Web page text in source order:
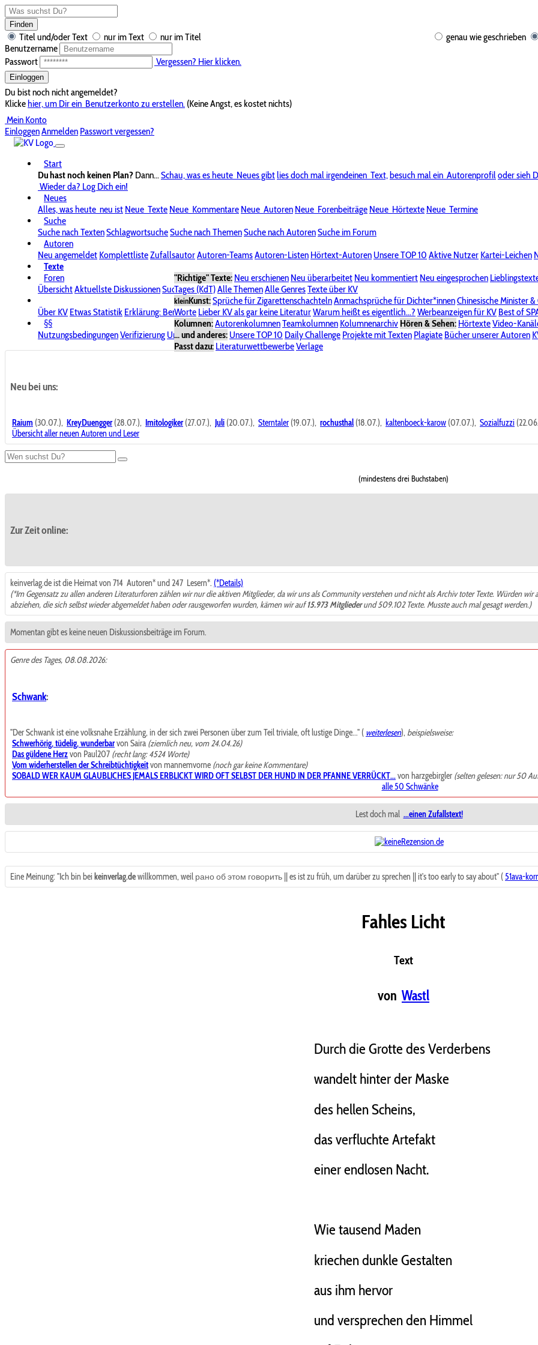
Finden
genau wie geschrieben
Titel und/oder Text nur im Text
nur im Titel
Benutzername
Passwort
Vergessen? Hier klicken.
Einloggen
Du bist noch nicht angemeldet?
Klickehier, um Dir ein Benutzerkonto zu erstellen. (Keine Angst, es kostet nichts)
Mein Konto
EinloggenAnmelden Passwort vergessen?
Start
Du hast noch keinen Plan? Dann...Schau, was es heute Neues gibtlies doch mal irgendeinen Text,besuch mal ein Autorenprofiloder sieh
Wieder da? Log Dich ein!
Neues
Alles, was heute neu ist Neue Texte Neue Kommentare Neue Autoren Neue Forenbeiträge Neue Hörtexte Neue Termine
Suche
Suche nach TextenSchlagwortsucheSuche nach ThemenSuche nach AutorenSuche im Forum
Autoren
Neu angemeldet KomplettlisteZufallsautorAutoren-TeamsAutoren-Listen Hörtext-Autoren Unsere TOP 10 Aktive Nutzer Kartei-Leichen
Texte
"Richtige" Texte: Neu erschienen Neu überarbeitet Neu kommentiert Neu eingesprochen
Tages (KdT)Alle ThemenAlle GenresTexte über KV
kleinKunst:Sprüche für ZigarettenschachtelnAnmachsprüche für Dichter*innenChinesische Minister &
Worte Lieber KV als gar keine LiteraturWarum heißt es eigentlich...? Werbeanzeigen für KV Best of
Kolumnen:AutorenkolumnenTeamkolumnen Kolumnenarchiv Hören & Sehen: HörtexteVideo-
... und anderes: Unsere TOP 10 Daily Challenge Projekte mit Texten Plagiate Bücher unserer Autoren
Passt dazu: LiteraturwettbewerbeVerlage
Foren
ÜbersichtAktuellste DiskussionenSuche im ForumBereich "KV-Board"Bereich "Literatur & Schreiberei"
Über KV Etwas Statistik Erklärung: BenutzersymboleSpende für KV Unsere SpenderlisteAlle Wege führen zu KVPasswort vergessen?
§§
NutzungsbedingungenVerifizierung UrheberrechtAvatare & BilderStalkingDatenschutzerklärungImpressum
Neu bei uns:
Raium (30.07.), KreyDuengger(28.07.), Imitologiker(27.07.), Juli (20.07.), Sterntaler (19.07.), rochusthal (18.07.), kaltenboeck-karow (07.07.), Sozialfuzzi
Übersicht aller neuen Autoren und Leser
(mindestens drei Buchstaben)
Zur Zeit online:
keinverlag.de ist die Heimat von 714 Autoren* und 247 Lesern*. (*Details)
(*Im Gegensatz zu allen anderen Literaturforen zählen wir nur die aktiven Mitglieder, da wir uns als Community verstehen und nicht als Archiv toter Texte. Würden
abziehen, die sich selbst wieder abgemeldet haben oder rausgeworfen wurden, kämen wir auf15.973 Mitgliederund 509.102 Texte. Musste auch mal gesagt werden.)
Momentan gibt es keine neuen Diskussionsbeiträge im Forum.
Genre des Tages, 08.08.2026:
Schwank:
"Der Schwank ist eine volksnahe Erzählung, in der sich zwei Personen über zum Teil triviale, oft lustige Dinge..." ( weiterlesen),beispielsweise:
Schwerhörig, tüdelig, wunderbarvon Saira (ziemlich neu, vom 24.04.26)
Das güldene Herzvon Paul207 (recht lang: 4524 Worte)
Vom widerherstellen der Schreibtüchtigkeitvon mannemvorne (noch gar keine Kommentare)
SOBALD WER KAUM GLAUBLICHES JEMALS ERBLICKT WIRD OFT SELBST DER HUND IN DER PFANNE VERRÜCKT...von harzgebirgler (selten gelesen: nur 50
alle 50 Schwänke
Lest doch mal ...einen Zufallstext!
Eine Meinung: "Ich bin bei keinverlag.dewillkommen, weil рано об этом говорить || es ist zu früh, um darüber zu sprechen || it's too early to say about" (51ava-
Fahles Licht
Text
von Wastl
Durch die Grotte des Verderbens
wandelt hinter der Maske
des hellen Scheins,
das verfluchte Artefakt
einer endlosen Nacht.
Wie tausend Maden
kriechen dunkle Gestalten
aus ihm hervor
und versprechen den Himmel